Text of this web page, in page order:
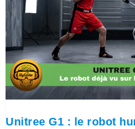
Unitree G1 : le robot